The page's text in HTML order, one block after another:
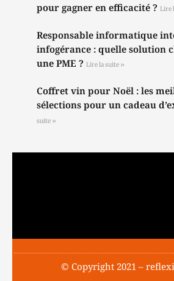
pour gagner en efficacité ? Lire
Responsable informatique
infogérance : quelle solution
une PME ? Lire la suite »
Coffret vin pour Noël : les
sélections pour un cadeau
suite »
© Copyright 2021 –